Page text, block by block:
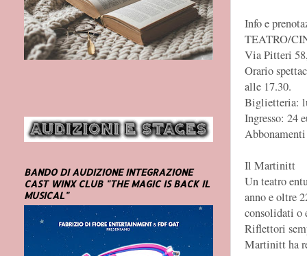
Info e
TEATRO/
Via Pitteri
Orario
alle 17.30.
Biglietteria:
Ingresso: 24
Il Martinitt
Un teatro
anno e oltre
consolidati o
Riflettori
Martinitt ha
BANDO DI AUDIZIONE INTEGRAZIONE
CAST WINX CLUB "THE MAGIC IS BACK IL
MUSICAL"